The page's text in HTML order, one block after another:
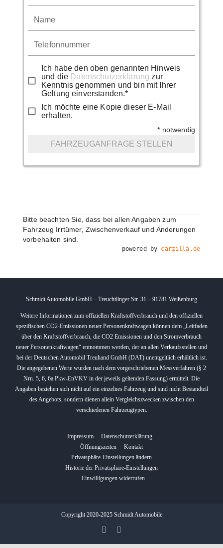
Name
Telefonnummer
Ich habe den oben genannten Hinweis
und die Datenschutzerklärung zur
Kenntnis genommen und bin mit Ihrer
Geltung einverstanden.*
Ich möchte eine Kopie dieser E-Mail
erhalten.
* notwendig
FAHRZEUGANFRAGE STELLEN
Bitte beachten Sie, dass bei allen Angaben zum
Fahrzeug Irrtümer, Zwischenverkauf und Änderungen
vorbehalten sind.
powered by carzilla.de
Schmidt Automobile GmbH – Treuchtlinger Str. 31 – 91781 Weißenburg
Weitere Informationen zum offiziellen Kraftstoffverbrauch und den offiziellen
spezifischen CO2-Emissionen neuer Personenkraftwagen können dem „Leitfaden
über den Kraftstoffverbrauch, die CO2 Emissionen und den Stromverbrauch
neuer Personenkraftwagen“ entnommen werden, der an allen Verkaufsstellen und
bei der Deutschen Automobil Treuhand GmbH (DAT) unentgeltlich erhältlich ist.
Die angegebenen Werte wurden nach dem vorgeschriebenen Messverfahren (§ 2
Nrn. 5, 6, 6a Pkw-EnVKV in der jeweils geltenden Fassung) ermittelt. Die
Angaben beziehen sich nicht auf ein einzelnes Fahrzeug und sind nicht Bestandteil
des Angebots, sondern dienen allein Vergleichszwecken zwischen den
verschiedenen Fahrzeugtypen.
Impressum
Datenschutzerklärung
Öffnungszeiten
Kontakt
Privatsphäre-Einstellungen ändern
Historie der Privatsphäre-Einstellungen
Einwilligungen widerrufen
Copyright 2020-2025 Schmidt Automobile